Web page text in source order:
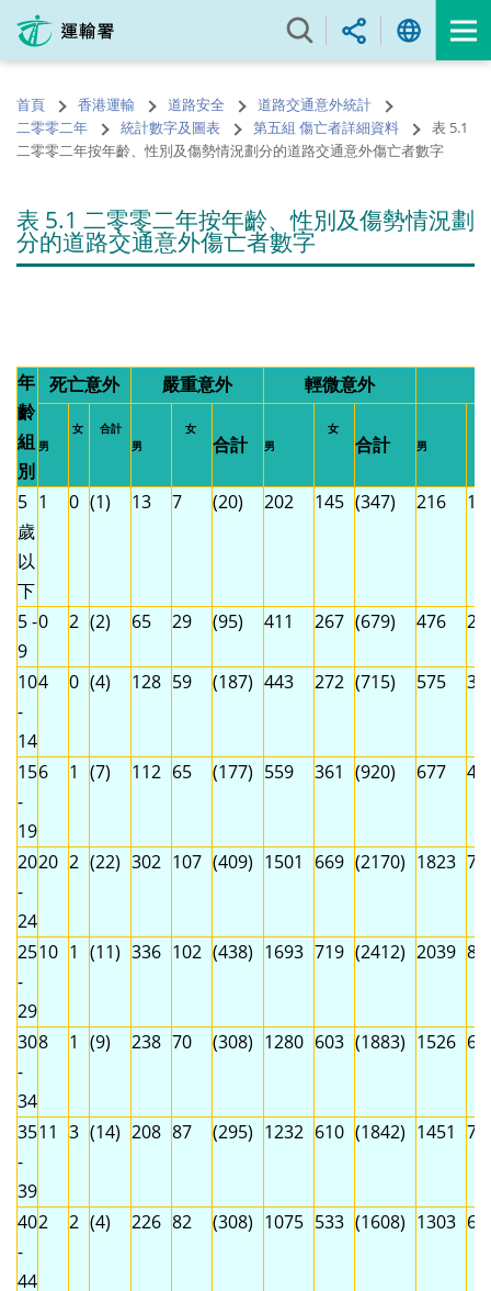
內
的
開
始
首頁 香港運輸 道路安全
道路交通意外統計
二零零二年
統計數字及圖表 第五組 傷亡者詳細資料
表 5.1
二零零二年按年齡、性別及傷勢情況劃分的道路交通意外傷亡者數字
表 5.1 二零零二年按年齡、性別及傷勢情況劃
分的道路交通意外傷亡者數字
年
齡
組
別
死亡意外 嚴重意外 輕微意外
男
女
合計
男
女
合計 男
女
合計 男
5
歲
以
下
1 0 (1) 13 7 (20) 202 145 (347) 216
5 -
9
0 2 (2) 65 29 (95) 411 267 (679) 476
10
-
14
4 0 (4) 128 59 (187) 443 272 (715) 575
15
-
19
6 1 (7) 112 65 (177) 559 361 (920) 677
20
-
24
20 2 (22) 302 107 (409) 1501 669 (2170) 1823
25
-
29
10 1 (11) 336 102 (438) 1693 719 (2412) 2039
30
-
34
8 1 (9) 238 70 (308) 1280 603 (1883) 1526
35
-
39
11 3 (14) 208 87 (295) 1232 610 (1842) 1451
40
-
44
2 2 (4) 226 82 (308) 1075 533 (1608) 1303